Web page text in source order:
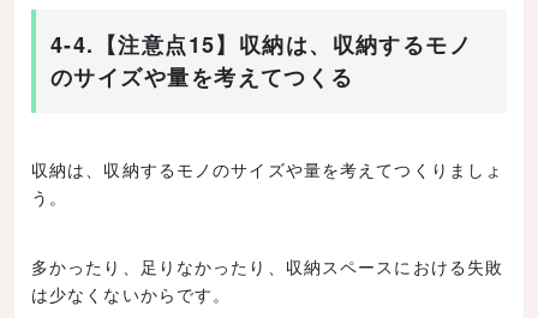
4-4.【注意点15】収納は、収納するモノ
のサイズや量を考えてつくる
収納は、収納するモノのサイズや量を考えてつくりましょ
う。
多かったり、足りなかったり、収納スペースにおける失敗
は少なくないからです。